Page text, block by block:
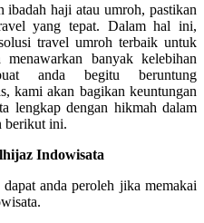
haji atau umroh, pastikan
yang tepat. Dalam hal ini,
travel umroh terbaik untuk
banyak kelebihan
anda begitu beruntung
kami akan bagikan keuntungan
lengkap dengan hikmah dalam
berikut ini.
Indowisata
anda peroleh jika memakai